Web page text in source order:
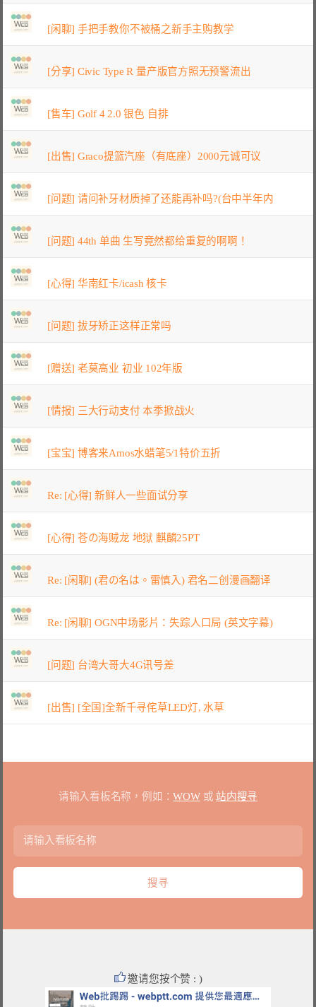
[闲聊] 手把手教你不被桶之新手主购教学
[分享] Civic Type R 量产版官方照无预警流出
[售车] Golf 4 2.0 银色 自排
[出售] Graco提篮汽座（有底座）2000元诚可议
[问题] 请问补牙材质掉了还能再补吗?(台中半年内
[问题] 44th 单曲 生写竟然都给重复的啊啊！
[心得] 华南红卡/icash 核卡
[问题] 拔牙矫正这样正常吗
[赠送] 老莫高业 初业 102年版
[情报] 三大行动支付 本季掀战火
[宝宝] 博客来Amos水蜡笔5/1特价五折
Re: [心得] 新鲜人一些面试分享
[心得] 苍の海贼龙 地狱 麒麟25PT
Re: [闲聊] (君の名は。雷慎入) 君名二创漫画翻译
Re: [闲聊] OGN中场影片：失踪人口局 (英文字幕)
[问题] 台湾大哥大4G讯号差
[出售] [全国]全新千寻侘草LED灯, 水草
请输入看板名称，例如：WOW或 站内搜寻
邀请您按个赞 : )